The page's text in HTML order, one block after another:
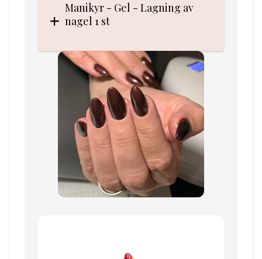
Manikyr - Gel - Lagning av
nagel 1 st